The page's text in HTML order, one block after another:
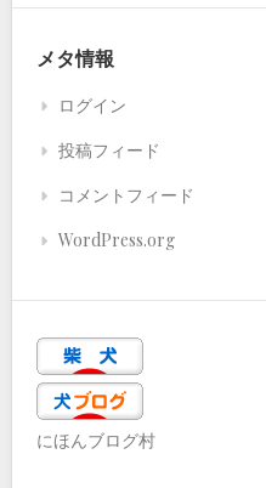
メタ情報
ログイン
投稿フィード
コメントフィード
WordPress.org
にほんブログ村